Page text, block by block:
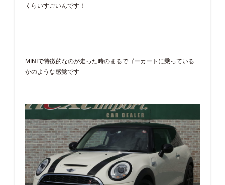
くらいすごいんです！
MINIで特徴的なのが走った時のまるでゴーカートに乗っている
かのような感覚です